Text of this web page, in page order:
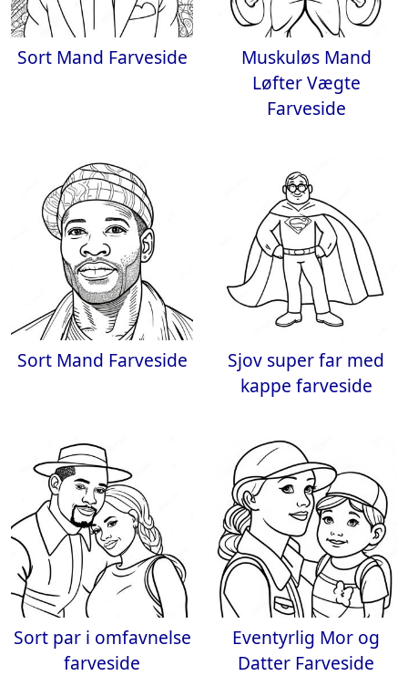
Sort Mand Farveside
Muskuløs Mand
Løfter Vægte
Farveside
Sort Mand Farveside
Sjov super far med
kappe farveside
Sort par i omfavnelse
farveside
Eventyrlig Mor og
Datter Farveside